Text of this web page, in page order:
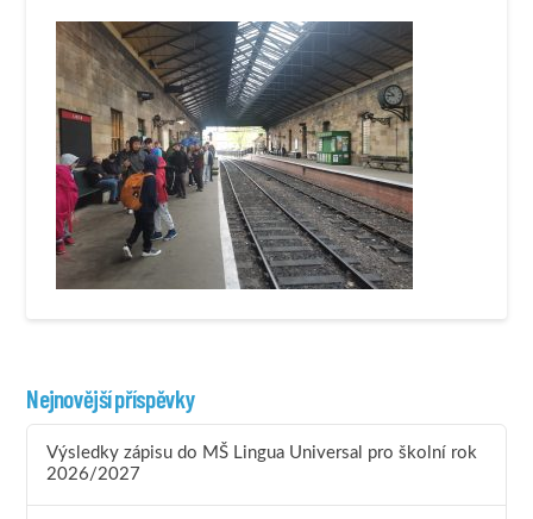
Nejnovější příspěvky
Výsledky zápisu do MŠ Lingua Universal pro školní rok
2026/2027